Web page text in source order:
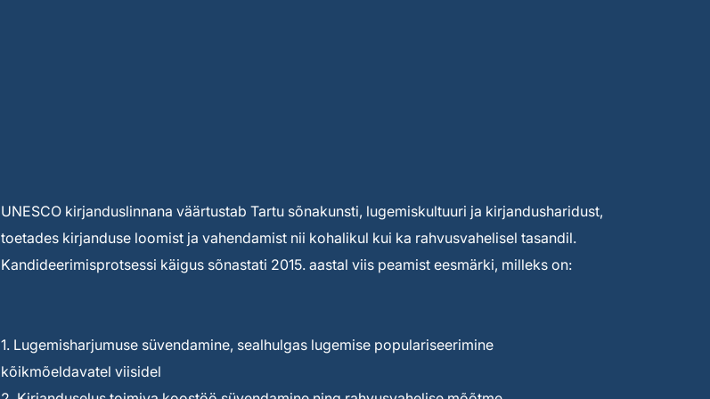
UNESCO kirjanduslinnana väärtustab Tartu sõnakunsti, lugemiskultuuri ja kirjandusharidust,
toetades kirjanduse loomist ja vahendamist nii kohalikul kui ka rahvusvahelisel tasandil.
Kandideerimisprotsessi käigus sõnastati 2015. aastal viis peamist eesmärki, milleks on:
1. Lugemisharjumuse süvendamine, sealhulgas lugemise populariseerimine
kõikmõeldavatel viisidel